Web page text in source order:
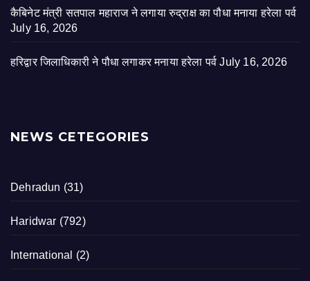
कैबिनेट मंत्री सतपाल महाराज ने लगाया रुद्राक्ष का पौधा मनाया हरेला पर्व
July 16, 2026
हरिद्वार जिलाधिकारी ने पौधा लगाकर मनाया हरेला पर्व July 16, 2026
NEWS CETEGORIES
Dehradun (31)
Haridwar (792)
International (2)